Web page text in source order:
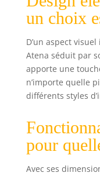
un choix
D’un aspect
Atena séduit par
apporte une
n’importe quelle
différents styles
pour
Avec ses